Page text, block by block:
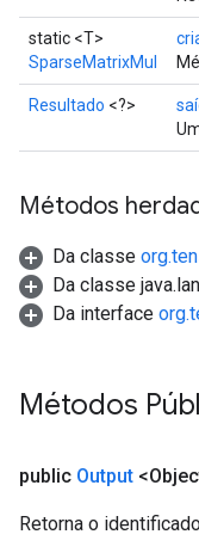
static <T>
SparseMatrixMul
Resultado <?>
Métodos
Da classe
Da classe
Da interface
Métodos
public Output
Retorna o